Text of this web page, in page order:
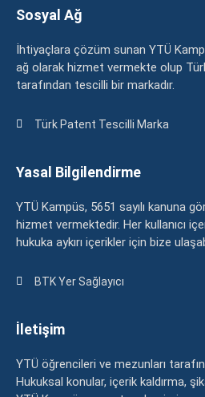
Sosyal Ağ
İhtiyaçlara çözüm sunan YTÜ
ağ olarak hizmet vermekte olup
tarafından tescilli bir markadır.
Türk Patent Tescilli Marka
Yasal Bilgilendirme
YTÜ Kampüs, 5651 sayılı kanuna
hizmet vermektedir. Her kullanıcı
hukuka aykırı içerikler için bize
BTK Yer Sağlayıcı
İletişim
YTÜ öğrencileri ve mezunları
Hukuksal konular, içerik kaldırma,